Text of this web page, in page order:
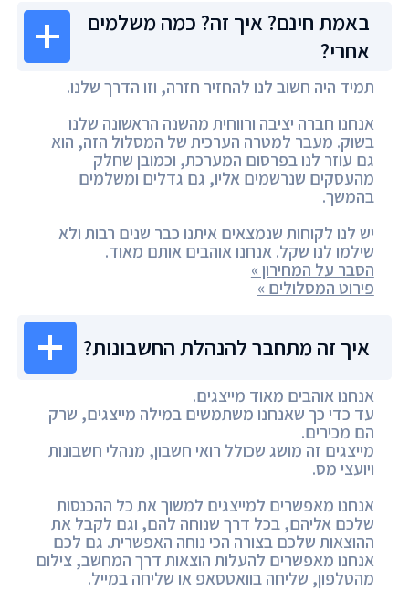
באמת חינם? איך זה? כמה משלמים
אחרי?
תמיד היה חשוב לנו להחזיר חזרה, וזו הדרך שלנו.
אנחנו חברה יציבה ורווחית מהשנה הראשונה שלנו
בשוק. מעבר למטרה הערכית של המסלול הזה, הוא
גם עוזר לנו בפרסום המערכת, וכמובן שחלק
מהעסקים שנרשמים אליו, גם גדלים ומשלמים
בהמשך.
יש לנו לקוחות שנמצאים איתנו כבר שנים רבות ולא
שילמו לנו שקל. אנחנו אוהבים אותם מאוד.
הסבר על המחירון »
פירוט המסלולים »
איך זה מתחבר להנהלת החשבונות?
אנחנו אוהבים מאוד מייצגים.
עד כדי כך שאנחנו משתמשים במילה מייצגים, שרק
הם מכירים.
מייצגים זה מושג שכולל רואי חשבון, מנהלי חשבונות
ויועצי מס.
אנחנו מאפשרים למייצגים למשוך את כל ההכנסות
שלכם אליהם, בכל דרך שנוחה להם, וגם לקבל את
ההוצאות שלכם בצורה הכי נוחה האפשרית. גם לכם
אנחנו מאפשרים להעלות הוצאות דרך המחשב, צילום
מהטלפון, שליחה בוואטסאפ או שליחה במייל.